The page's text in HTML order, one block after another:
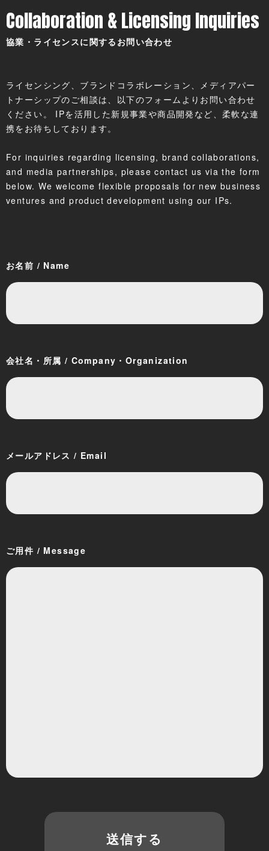
協業・ライセンスに関するお問い合わせ
Collaboration & Licensing Inquiries
ライセンシング、ブランドコラボレーション、メディアパー
トナーシップのご相談は、以下のフォームよりお問い合わせ
ください。 IPを活用した新規事業や商品開発など、柔軟な連
携をお待ちしております。
For inquiries regarding licensing, brand collaborations,
and media partnerships, please contact us via the form
below. We welcome flexible proposals for new business
ventures and product development using our IPs.
お名前 / Name
会社名・所属 / Company・Organization
メールアドレス / Email
ご用件 / Message